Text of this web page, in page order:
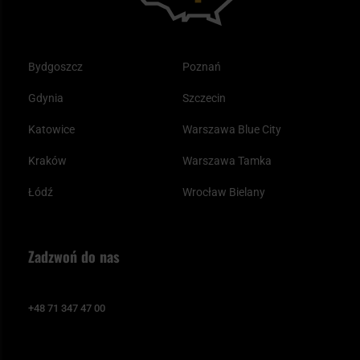
Bydgoszcz
Gdynia
Katowice
Kraków
Łódź
Poznań
Szczecin
Warszawa Blue City
Warszawa Tamka
Wrocław Bielany
Zadzwoń do nas
+48 71 347 47 00